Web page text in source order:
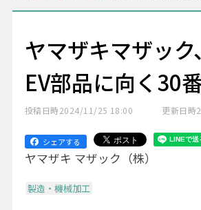
ヤマザキマザッ
EV部品に向く30
投稿日時2024/11/25 18:00 更新日時
シェアする
ヤマザキ マザック（株）
製造・機械加工